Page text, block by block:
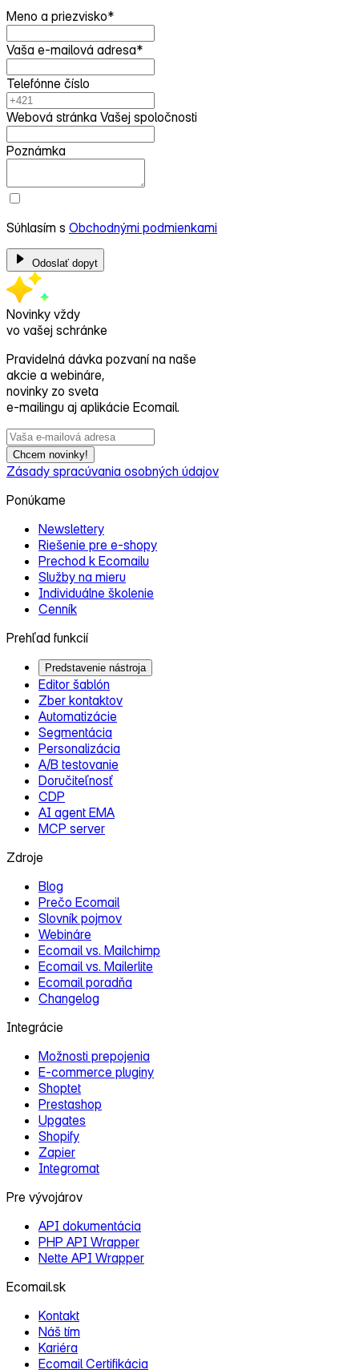
Meno a priezvisko*
Vaša e-mailová adresa*
Telefónne číslo
Webová stránka Vašej spoločnosti
Poznámka
Súhlasím s Obchodnými podmienkami
Odoslať dopyt
Novinky vždy
vo vašej schránke
Pravidelná dávka pozvaní na naše
akcie a webináre,
novinky zo sveta
e‑mailingu aj aplikácie Ecomail.
Chcem novinky!
Zásady spracúvania osobných údajov
Ponúkame
Newslettery
Riešenie pre e‑shopy
Prechod k Ecomailu
Služby na mieru
Individuálne školenie
Cenník
Prehľad funkcií
Predstavenie nástroja
Editor šablón
Zber kontaktov
Automatizácie
Segmentácia
Personalizácia
A/B testovanie
Doručiteľnosť
CDP
AI agent EMA
MCP server
Zdroje
Blog
Prečo Ecomail
Slovník pojmov
Webináre
Ecomail vs. Mailchimp
Ecomail vs. Mailerlite
Ecomail poradňa
Changelog
Integrácie
Možnosti prepojenia
E‑commerce pluginy
Shoptet
Prestashop
Upgates
Shopify
Zapier
Integromat
Pre vývojárov
API dokumentácia
PHP API Wrapper
Nette API Wrapper
Ecomail.sk
Kontakt
Náš tím
Kariéra
Ecomail Certifikácia